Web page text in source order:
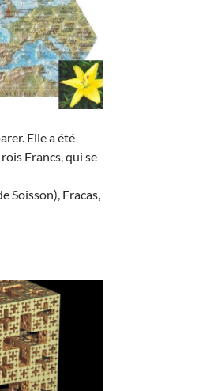
Elle a été
Francs, qui se
Soisson), Fracas,